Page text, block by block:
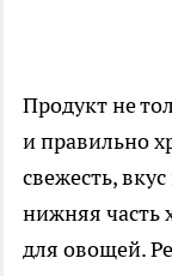
Продукт не
и правильно
свежесть,
нижняя часть
для овощей.